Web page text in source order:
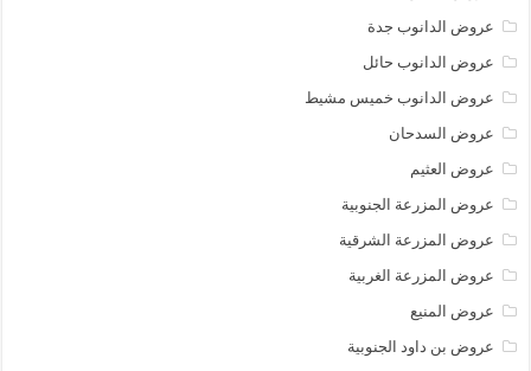
عروض الدانوب جدة
عروض الدانوب حائل
عروض الدانوب خميس مشيط
عروض السدحان
عروض العثيم
عروض المزرعة الجنوبية
عروض المزرعة الشرقية
عروض المزرعة الغربية
عروض المنيع
عروض بن داود الجنوبية